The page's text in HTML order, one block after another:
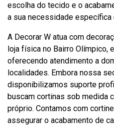
escolha do tecido e o
a sua necessidade específica
A Decorar W atua com
loja física no Bairro Olímpico,
oferecendo atendimento a
localidades. Embora nossa
disponibilizamos suporte
buscam cortinas sob medida
próprio. Contamos com
assegurar o acabamento de